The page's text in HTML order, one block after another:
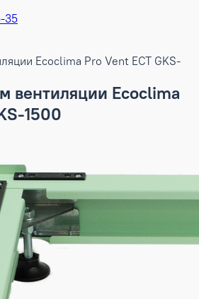
35
Ecoclima Pro Vent ECT GKS-
вентиляции Ecoclima
1500